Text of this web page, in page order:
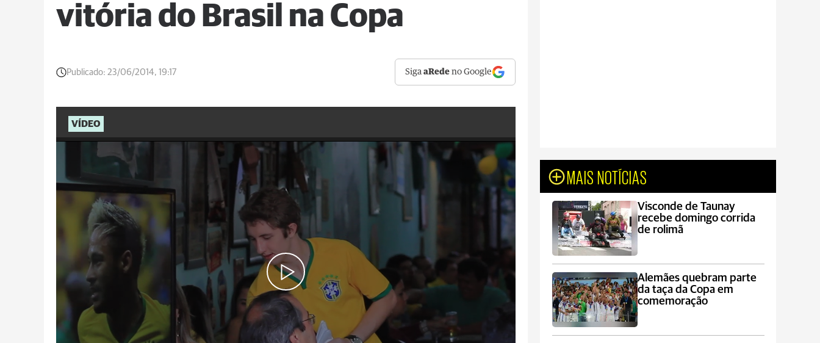
vitória do Brasil na Copa
Publicado: 23/06/2014, 19:17 SigaaRede no Google
VÍDEO
MAIS NOTÍCIAS
Visconde de Taunay
recebe domingo corrida
de rolimã
Alemães quebram parte
da taça da Copa em
comemoração